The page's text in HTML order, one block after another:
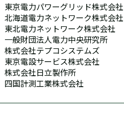
東京電力パワーグリッド株式会社
北海道電力ネットワーク株式会社
東北電力ネットワーク株式会社
一般財団法人電力中央研究所
株式会社テプコシステムズ
東京電設サービス株式会社
株式会社日立製作所
四国計測工業株式会社